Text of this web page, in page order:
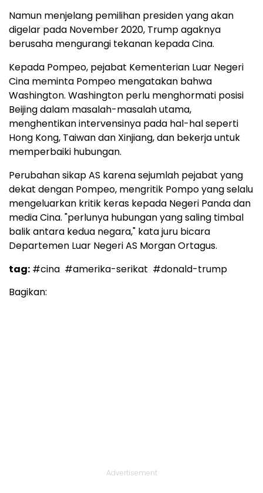
Namun menjelang pemilihan presiden yang akan
digelar pada November 2020, Trump agaknya
berusaha mengurangi tekanan kepada Cina.
Kepada Pompeo, pejabat Kementerian Luar Negeri
Cina meminta Pompeo mengatakan bahwa
Washington. Washington perlu menghormati posisi
Beijing dalam masalah-masalah utama,
menghentikan intervensinya pada hal-hal seperti
Hong Kong, Taiwan dan Xinjiang, dan bekerja untuk
memperbaiki hubungan.
Perubahan sikap AS karena sejumlah pejabat yang
dekat dengan Pompeo, mengritik Pompo yang selalu
mengeluarkan kritik keras kepada Negeri Panda dan
media Cina. "perlunya hubungan yang saling timbal
balik antara kedua negara," kata juru bicara
Departemen Luar Negeri AS Morgan Ortagus.
tag: #cina #amerika-serikat #donald-trump
Bagikan:
Advertisement